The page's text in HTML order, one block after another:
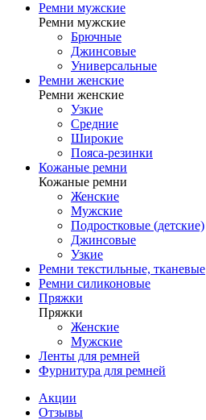
Ремни мужские
Ремни мужские
Брючные
Джинсовые
Универсальные
Ремни женские
Ремни женские
Узкие
Средние
Широкие
Пояса-резинки
Кожаные ремни
Кожаные ремни
Женские
Мужские
Подростковые (детские)
Джинсовые
Узкие
Ремни текстильные, тканевые
Ремни силиконовые
Пряжки
Пряжки
Женские
Мужские
Ленты для ремней
Фурнитура для ремней
Акции
Отзывы